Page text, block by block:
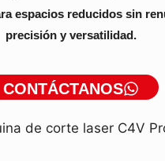
espacios reducidos sin
precisión y versatilidad.
CONTÁCTANOS